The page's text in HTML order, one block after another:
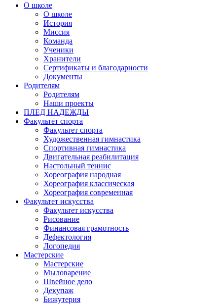
О школе
О школе
История
Миссия
Команда
Ученики
Хранители
Сертификаты и благодарности
Документы
Родителям
Родителям
Наши проекты
ПЛЕД НАДЕЖДЫ
Факультет спорта
Факультет спорта
Художественная гимнастика
Спортивная гимнастика
Двигательная реабилитация
Настольный теннис
Хореография народная
Хореография классическая
Хореография современная
Факультет искусства
Факультет искусства
Рисование
Финансовая грамотность
Дефектология
Логопедия
Мастерские
Мастерские
Мыловарение
Швейное дело
Декупаж
Бижутерия